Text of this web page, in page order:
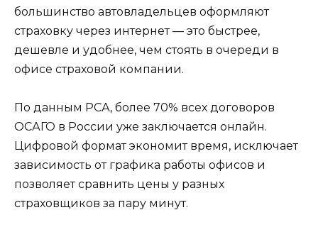
большинство автовладельцев оформляют
страховку через интернет — это быстрее,
дешевле и удобнее, чем стоять в очереди в
офисе страховой компании.
По данным РСА, более 70% всех договоров
ОСАГО в России уже заключается онлайн.
Цифровой формат экономит время, исключает
зависимость от графика работы офисов и
позволяет сравнить цены у разных
страховщиков за пару минут.